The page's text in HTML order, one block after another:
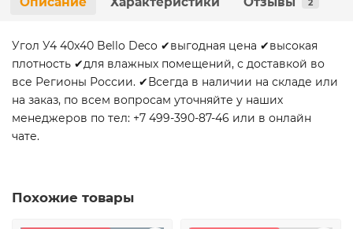
2
Угол У4 40x40 Bello Deco ✔выгодная цена ✔высокая
плотность ✔для влажных помещений, с доставкой во
все Регионы России. ✔Всегда в наличии на складе или
на заказ, по всем вопросам уточняйте у наших
менеджеров по тел: +7 499-390-87-46 или в онлайн
чате.
Похожие товары